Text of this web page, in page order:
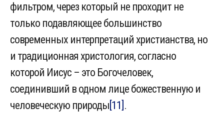
фильтром, через который не проходит не
только подавляющее большинство
современных интерпретаций христианства, но
и традиционная христология, согласно
которой Иисус – это Богочеловек,
соединивший в одном лице божественную и
человеческую природы [11] .